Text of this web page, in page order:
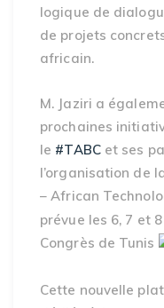
logique de
de projets
africain.
M. Jaziri a
prochaines
le #TABCet ses
l’organisation de
– African
prévue les 6, 7 et
Congrès de Tunis
Cette nouvelle